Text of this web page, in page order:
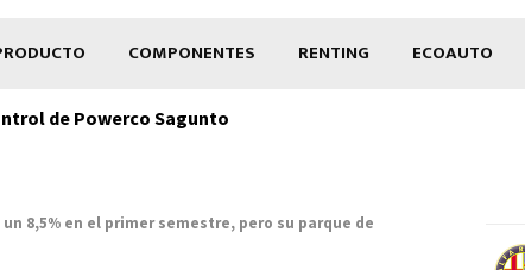
COMPONENTES RENTING ECOAUTO
de Powerco Sagunto
8,5% en el primer semestre, pero su parque de